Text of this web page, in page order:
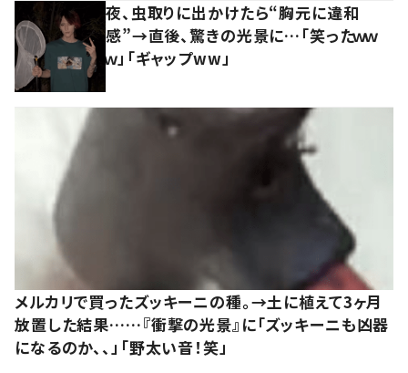
夜、虫取りに出かけたら“胸元に違和
感”→直後、驚きの光景に…「笑ったｗｗ
ｗ」「ギャップww」
メルカリで買ったズッキーニの種。→土に植えて3ヶ月
放置した結果……『衝撃の光景』に「ズッキーニも凶器
になるのか、、」「野太い音！笑」